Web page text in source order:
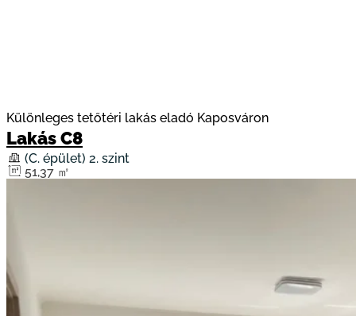
Különleges tetőtéri lakás eladó Kaposváron
Lakás C8
(C. épület) 2. szint
51,37 ㎡